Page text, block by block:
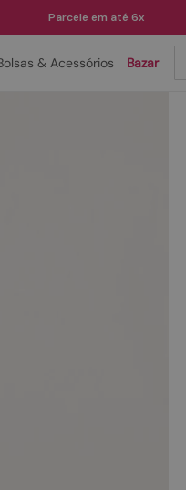
Parcele em até 6x
& Acessórios Bazar